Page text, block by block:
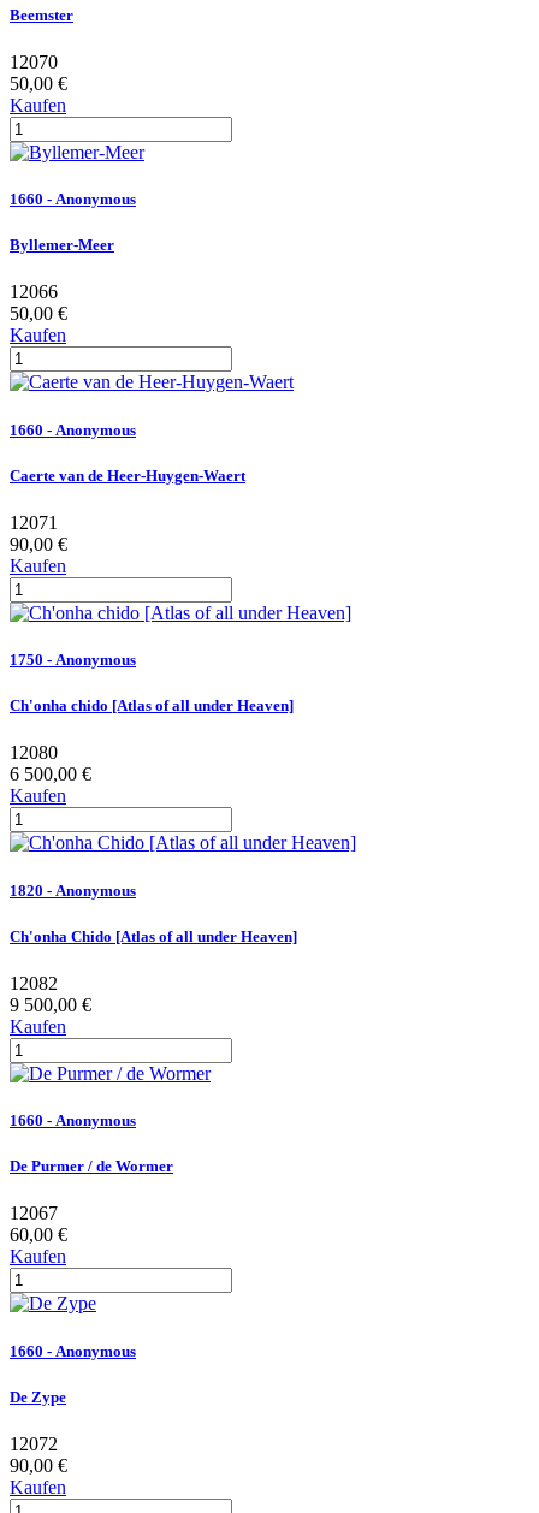
Beemster
12070
50,00 €
Kaufen
1660 - Anonymous
Byllemer-Meer
12066
50,00 €
Kaufen
1660 - Anonymous
Caerte van de Heer-Huygen-Waert
12071
90,00 €
Kaufen
1750 - Anonymous
Ch'onha chido [Atlas of all under Heaven]
12080
6 500,00 €
Kaufen
1820 - Anonymous
Ch'onha Chido [Atlas of all under Heaven]
12082
9 500,00 €
Kaufen
1660 - Anonymous
De Purmer / de Wormer
12067
60,00 €
Kaufen
1660 - Anonymous
De Zype
12072
90,00 €
Kaufen